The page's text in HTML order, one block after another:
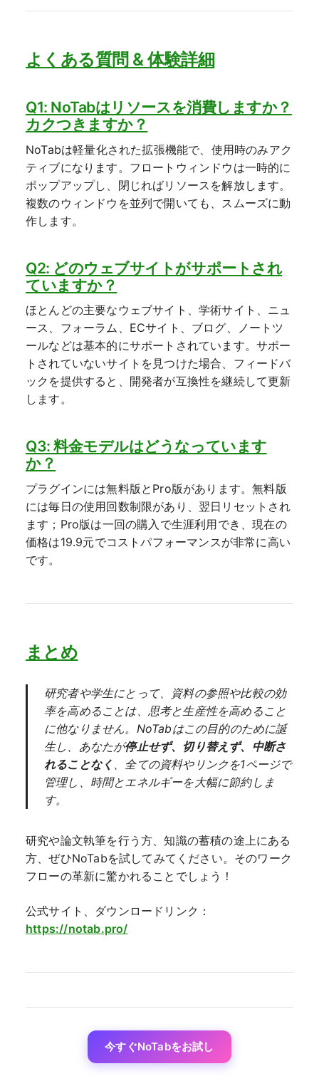
よくある質問 & 体験詳細
Q1: NoTabはリソースを消費しますか？
カクつきますか？
NoTabは軽量化された拡張機能で、使用時のみアク
ティブになります。フロートウィンドウは一時的に
ポップアップし、閉じればリソースを解放します。
複数のウィンドウを並列で開いても、スムーズに動
作します。
Q2: どのウェブサイトがサポートされ
ていますか？
ほとんどの主要なウェブサイト、学術サイト、ニュ
ース、フォーラム、ECサイト、ブログ、ノートツ
ールなどは基本的にサポートされています。サポー
トされていないサイトを見つけた場合、フィードバ
ックを提供すると、開発者が互換性を継続して更新
します。
Q3: 料金モデルはどうなっています
か？
プラグインには無料版とPro版があります。無料版
には毎日の使用回数制限があり、翌日リセットされ
ます；Pro版は一回の購入で生涯利用でき、現在の
価格は19.9元でコストパフォーマンスが非常に高い
です。
まとめ
研究者や学生にとって、資料の参照や比較の効
率を高めることは、思考と生産性を高めること
に他なりません。NoTabはこの目的のために誕
生し、あなたが停止せず、切り替えず、中断さ
れることなく 、全ての資料やリンクを1ページで
管理し、時間とエネルギーを大幅に節約しま
す。
研究や論文執筆を行う方、知識の蓄積の途上にある
方、ぜひNoTabを試してみてください。そのワーク
フローの革新に驚かれることでしょう！
公式サイト、ダウンロードリンク：
https://notab.pro/
今すぐNoTabをお試し